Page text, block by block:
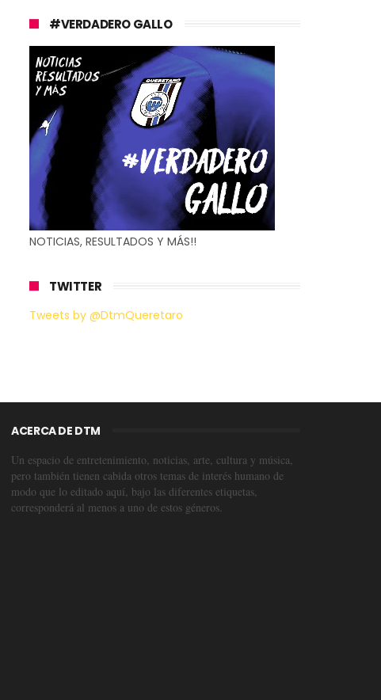
#VERDADERO GALLO
NOTICIAS, RESULTADOS Y MÁS!!
TWITTER
Tweets by @DtmQueretaro
ACERCA DE DTM
Un espacio de entretenimiento, noticias, arte, cultura y música,
pero también tienen cabida otros temas de interés humano de
modo que lo editado aquí, bajo las diferentes etiquetas,
corresponderá al menos a uno de estos géneros.